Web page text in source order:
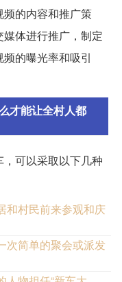
的内容和推广策
体进行推广，制定
的曝光率和吸引
才能让全村人都
可以采取以下几种
和村民前来参观和庆
次简单的聚会或派发